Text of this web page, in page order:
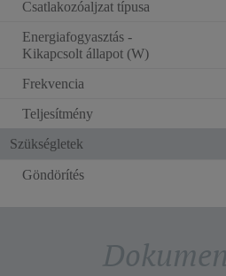
Csatlakozóaljzat típusa
Energiafogyasztás -
Kikapcsolt állapot (W)
Frekvencia
Teljesítmény
Szükségletek
Göndörítés